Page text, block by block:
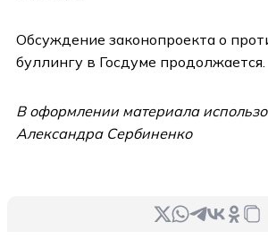
Обсуждение законопроекта о
буллингу в Госдуме продолжается.
В оформлении материала
Александра Сербиненко